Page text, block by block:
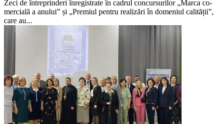
Zeci de întreprinderi înregistrate în cadrul concursurilor „Marca co­
mercială a anului” și „Premiul pen­tru realizări în domeniul calității”,
care au...